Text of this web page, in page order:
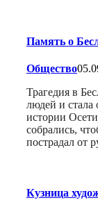
Память о
Общество
Трагедия в
людей и стала
истории
собрались,
пострадал от
Кузница